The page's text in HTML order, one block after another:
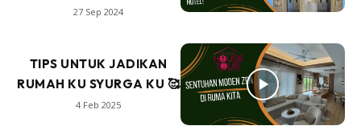
27 Sep 2024
TIPS UNTUK JADIKAN
RUMAH KU SYURGA KU 🥰
4 Feb 2025